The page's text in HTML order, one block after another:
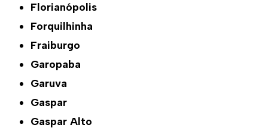
Florianópolis
Forquilhinha
Fraiburgo
Garopaba
Garuva
Gaspar
Gaspar Alto